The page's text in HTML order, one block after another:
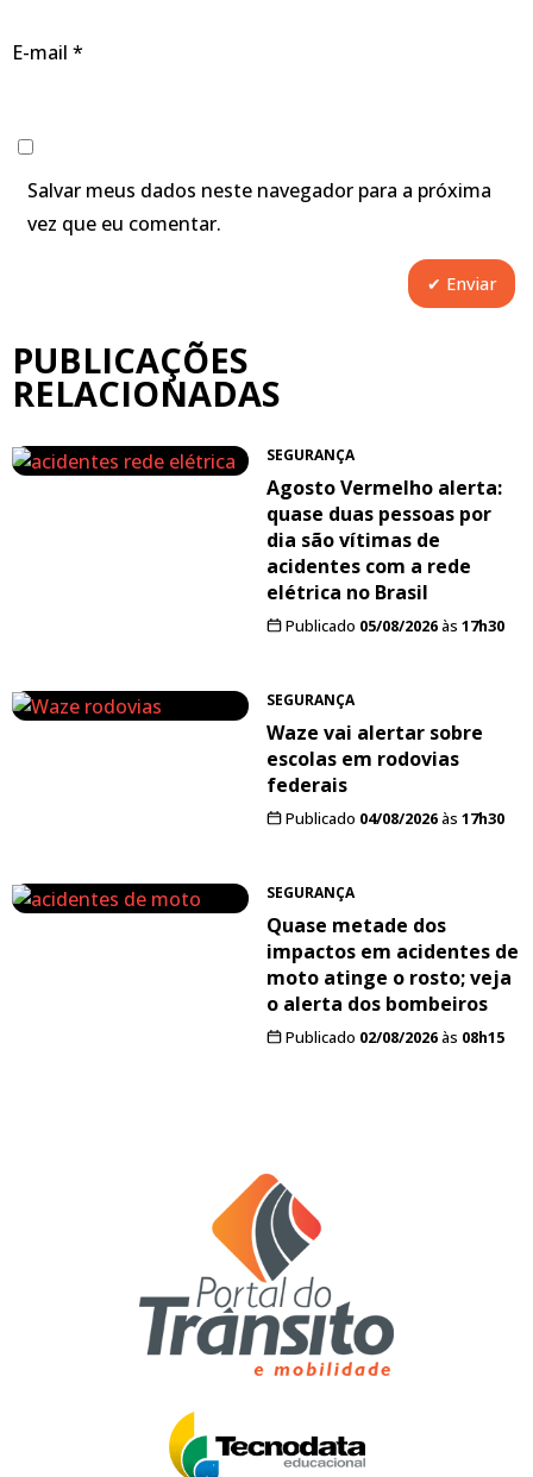
E-mail *
Salvar meus dados neste navegador para a próxima
vez que eu comentar.
PUBLICAÇÕES
RELACIONADAS
SEGURANÇA
Agosto Vermelho alerta:
quase duas pessoas por
dia são vítimas de
acidentes com a rede
elétrica no Brasil
Publicado 05/08/2026às 17h30
SEGURANÇA
Waze vai alertar sobre
escolas em rodovias
federais
Publicado 04/08/2026às 17h30
SEGURANÇA
Quase metade dos
impactos em acidentes de
moto atinge o rosto; veja
o alerta dos bombeiros
Publicado 02/08/2026às 08h15